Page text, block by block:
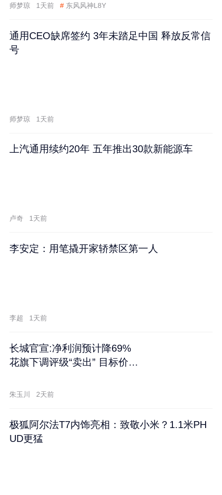
师梦琼 1天前 # 东风风神L8Y
通用CEO缺席签约 3年未踏足中国 释放反常信
号
师梦琼 1天前
上汽通用续约20年 五年推出30款新能源车
卢奇 1天前
李安定：用笔撬开家轿禁区第一人
李超 1天前
长城官宣:净利润预计降69%
花旗下调评级“卖出” 目标价再
朱玉川 2天前
极狐阿尔法T7内饰亮相：致敬小米？1.1米PH
UD更猛